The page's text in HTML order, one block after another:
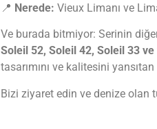
📍 Nerede: Vieux Limanı ve
Ve burada bitmiyor: Serinin
Soleil 52, Soleil 42, Soleil 33
tasarımını ve kalitesini
Bizi ziyaret edin ve denize olan